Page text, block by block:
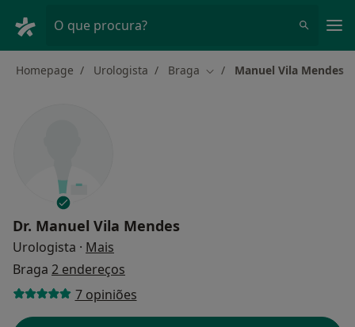
O que procura?
Homepage Urologista Braga Mudar de cidade
Manuel Vila Mendes
Dr. Manuel Vila Mendes
Urologista · Mais
Braga 2 endereços
7 opiniões